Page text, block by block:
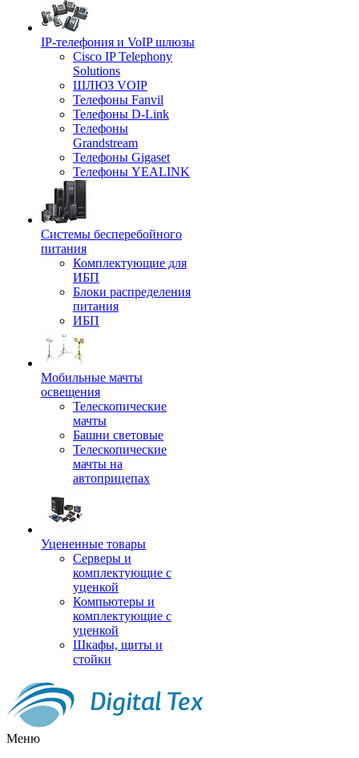
IP-телефония и VoIP шлюзы
Cisco IP Telephony
Solutions
ШЛЮЗ VOIP
Телефоны Fanvil
Телефоны D-Link
Телефоны
Grandstream
Телефоны Gigaset
Телефоны YEALINK
Системы бесперебойного
питания
Комплектующие для
ИБП
Блоки распределения
питания
ИБП
Мобильные мачты
освещения
Телескопические
мачты
Башни световые
Телескопические
мачты на
автоприцепах
Уцененные товары
Серверы и
комплектующие с
уценкой
Компьютеры и
комплектующие с
уценкой
Шкафы, щиты и
стойки
Меню